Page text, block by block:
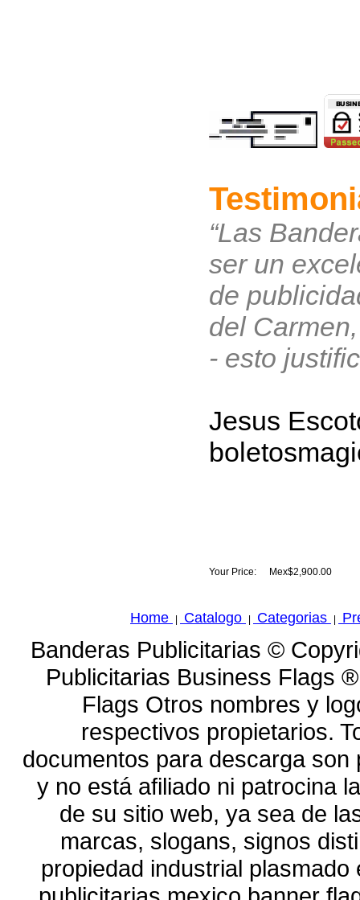
“Las
ser un
de
del
- esto
Jesus
Your Price: Mex$2,900.00
Home Catalogo Categorias
Banderas Publicitarias ©
Publicitarias Business Flags
Flags Otros nombres y
respectivos propietarios.
documentos para descarga
y no está afiliado ni patrocina
de su sitio web, ya sea de
marcas, slogans, signos
propiedad industrial